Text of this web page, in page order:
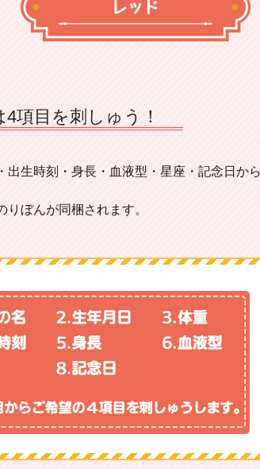
項目を刺しゅう！
生時刻・身長・血液型・星座・記念日か
ぼんが同梱されます。